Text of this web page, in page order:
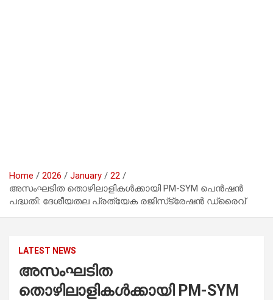
Home 2026 January
22
അസംഘടിത തൊഴിലാളികൾക്കായി PM-SYM പെൻഷൻ
പദ്ധതി: ദേശീയതല പ്രത്യേക രജിസ്‌ട്രേഷൻ ഡ്രൈവ്
LATEST NEWS
അസംഘടിത
തൊഴിലാളികൾക്കായി PM-SYM